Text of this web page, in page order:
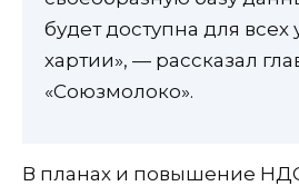
будет доступна для всех
хартии», — рассказал
«Союзмолоко».
В планах и повышение